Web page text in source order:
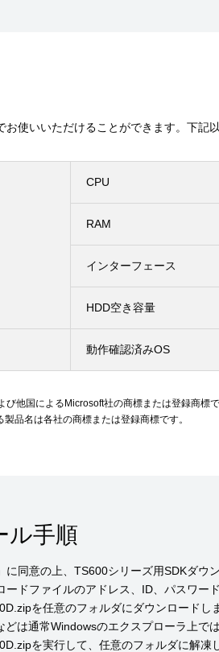
お使いいただけることができます。下記
CPU
RAM
インターフェース
HDD空き容量
動作確認済みOS
び他国によるMicrosoft社の商標または登録商標で
品名は各社の商標または登録商標です。
ル手順
に同意の上、TS600シリーズ用SDKダウ
ードファイルのアドレス、ID、パスワー
を任意のフォルダにダウンロードし
は通常Windowsのエクスプローラ上で
を実行して、任意のフォルダに解凍